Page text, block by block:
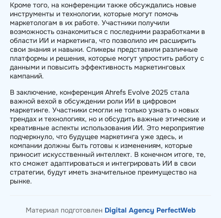
Кроме того, на конференции также обсуждались новые
инструменты и технологии, которые могут помочь
маркетологам в их работе. Участники получили
возможность ознакомиться с последними разработками в
области ИИ и маркетинга, что позволило им расширить
свои знания и навыки. Спикеры представили различные
платформы и решения, которые могут упростить работу с
данными и повысить эффективность маркетинговых
кампаний.
В заключение, конференция Ahrefs Evolve 2025 стала
важной вехой в обсуждении роли ИИ в цифровом
маркетинге. Участники смогли не только узнать о новых
трендах и технологиях, но и обсудить важные этические и
креативные аспекты использования ИИ. Это мероприятие
подчеркнуло, что будущее маркетинга уже здесь, и
компании должны быть готовы к изменениям, которые
приносит искусственный интеллект. В конечном итоге, те,
кто сможет адаптироваться и интегрировать ИИ в свои
стратегии, будут иметь значительное преимущество на
рынке.
Материал подготовлен Digital Agency PerfectWeb